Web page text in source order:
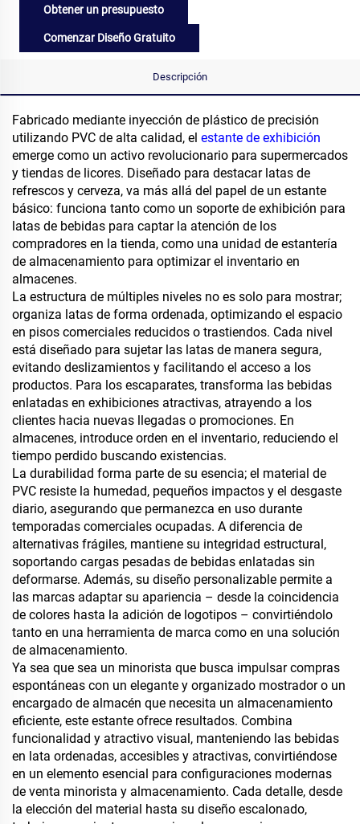
Obtener un presupuesto
Comenzar Diseño Gratuito
Descripción
Fabricado mediante inyección de plástico de precisión
utilizando PVC de alta calidad, el estante de exhibición
emerge como un activo revolucionario para supermercados
y tiendas de licores. Diseñado para destacar latas de
refrescos y cerveza, va más allá del papel de un estante
básico: funciona tanto como un soporte de exhibición para
latas de bebidas para captar la atención de los
compradores en la tienda, como una unidad de estantería
de almacenamiento para optimizar el inventario en
almacenes.
La estructura de múltiples niveles no es solo para mostrar;
organiza latas de forma ordenada, optimizando el espacio
en pisos comerciales reducidos o trastiendos. Cada nivel
está diseñado para sujetar las latas de manera segura,
evitando deslizamientos y facilitando el acceso a los
productos. Para los escaparates, transforma las bebidas
enlatadas en exhibiciones atractivas, atrayendo a los
clientes hacia nuevas llegadas o promociones. En
almacenes, introduce orden en el inventario, reduciendo el
tiempo perdido buscando existencias.
La durabilidad forma parte de su esencia; el material de
PVC resiste la humedad, pequeños impactos y el desgaste
diario, asegurando que permanezca en uso durante
temporadas comerciales ocupadas. A diferencia de
alternativas frágiles, mantiene su integridad estructural,
soportando cargas pesadas de bebidas enlatadas sin
deformarse. Además, su diseño personalizable permite a
las marcas adaptar su apariencia – desde la coincidencia
de colores hasta la adición de logotipos – convirtiéndolo
tanto en una herramienta de marca como en una solución
de almacenamiento.
Ya sea que sea un minorista que busca impulsar compras
espontáneas con un elegante y organizado mostrador o un
encargado de almacén que necesita un almacenamiento
eficiente, este estante ofrece resultados. Combina
funcionalidad y atractivo visual, manteniendo las bebidas
en lata ordenadas, accesibles y atractivas, convirtiéndose
en un elemento esencial para configuraciones modernas
de venta minorista y almacenamiento. Cada detalle, desde
la elección del material hasta su diseño escalonado,